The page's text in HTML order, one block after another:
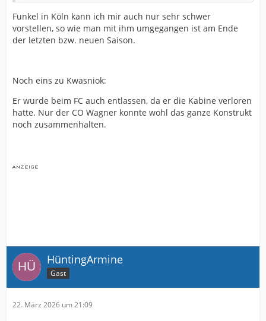
Gisdol
Doll
Funkel
vorstellen…
Funkel in Köln kann ich mir auch nur sehr schwer
vorstellen, so wie man mit ihm umgegangen ist am Ende
der letzten bzw. neuen Saison.
Noch eins zu Kwasniok:
Er wurde beim FC auch entlassen, da er die Kabine verloren
hatte. Nur der CO Wagner konnte wohl das ganze Konstrukt
noch zusammenhalten.
HüntingArmine
Gast
22. März 2026 um 21:09